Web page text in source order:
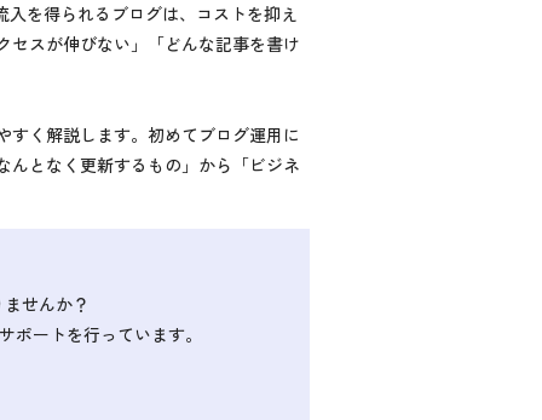
を得られるブログは、コストを抑え
セスが伸びない」「どんな記事を書け
く解説します。初めてブログ運用に
んとなく更新するもの」から「ビジネ
せんか？
ポートを行っています。